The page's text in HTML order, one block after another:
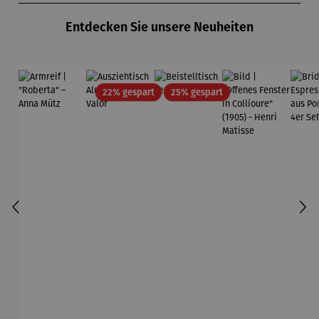
Entdecken Sie unsere Neuheiten
22% gespartRabatt25% gespartRabatt